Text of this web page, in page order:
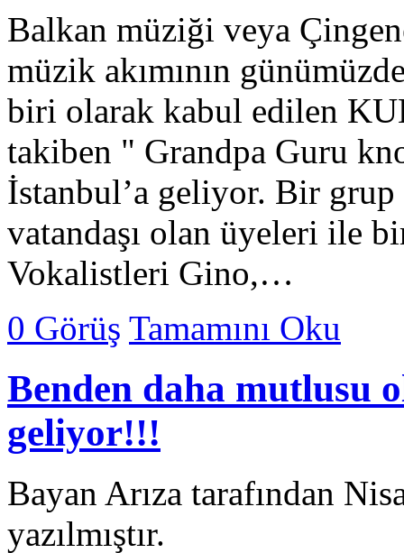
Balkan müziği veya
müzik akımının
biri olarak kabul edilen
takiben " Grandpa Guru
İstanbul’a geliyor. Bir
vatandaşı olan üyeleri ile
Vokalistleri Gino,…
0 Görüş Tamamını Oku
Benden daha mutlusu
geliyor!!!
Bayan Arıza tarafından
yazılmıştır.